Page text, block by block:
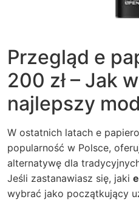
Przegląd e
200 zł – Jak
najlepszy
W ostatnich latach e
popularność w Polsce,
alternatywę dla
Jeśli zastanawiasz się, jaki
wybrać jako początkujący